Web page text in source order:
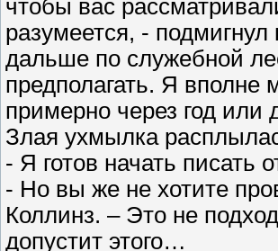
чтобы вас
разумеется, -
дальше по служебной
предполагать. Я вполне
примерно через год или
Злая ухмылка
- Я готов начать писать
- Но вы же не хотите
Коллинз. – Это не
допустит этого…